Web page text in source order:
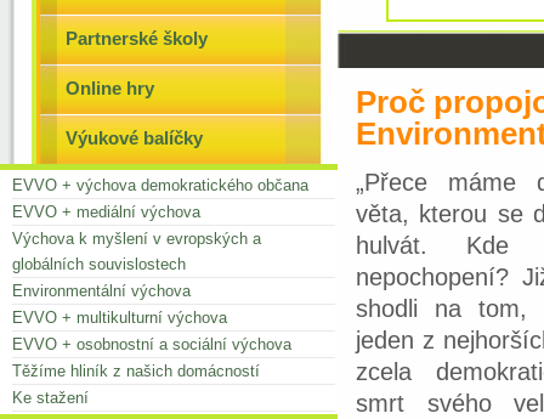
Partnerské školy
Online hry
Výukové balíčky
EVVO + výchova demokratického občana
EVVO + mediální výchova
Výchova k myšlení v evropských a
globálních souvislostech
Environmentální výchova
EVVO + multikulturní výchova
EVVO + osobnostní a sociální výchova
Těžíme hliník z našich domácností
Ke stažení
Proč
„Přece máme
věta, kterou se
hulvát.
nepochopení?
shodli na tom,
jeden z
zcela
smrt svého